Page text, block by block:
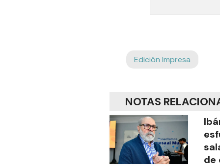
Edición Impresa
NOTAS
de